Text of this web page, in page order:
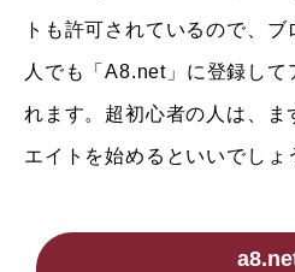
トも許可されているので、
人でも「A8.net」に登録して
れます。超初心者の人は、ま
エイトを始めるといいでしょ